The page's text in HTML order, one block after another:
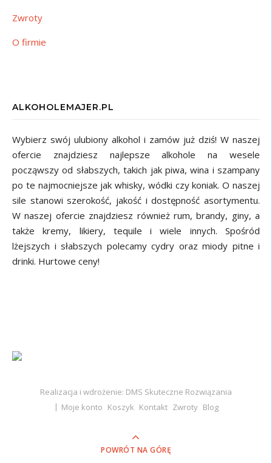
Zwroty
O firmie
ALKOHOLEMAJER.PL
Wybierz swój ulubiony alkohol i zamów już dziś! W naszej
ofercie znajdziesz najlepsze alkohole na wesele
począwszy od słabszych, takich jak piwa, wina i szampany
po te najmocniejsze jak whisky, wódki czy koniak. O naszej
sile stanowi szerokość, jakość i dostępność asortymentu.
W naszej ofercie znajdziesz również rum, brandy, giny, a
także kremy, likiery, tequile i wiele innych. Spośród
lżejszych i słabszych polecamy cydry oraz miody pitne i
drinki. Hurtowe ceny!
Realizacja i wdrożenie: DMS Skuteczne Rozwiązania
Moje konto Koszyk Kontakt Zwroty Blog
POWRÓT NA GÓRĘ